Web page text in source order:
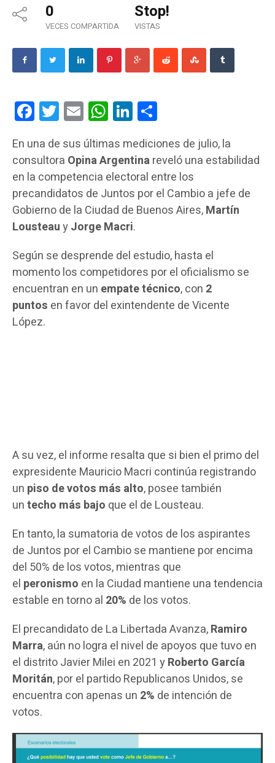
0
VECES COMPARTIDA
Stop!
VISTAS
FacebookTwitterEmail WhatsAppLinkedIn
En una de sus últimas mediciones de julio, la
consultora Opina Argentinareveló una estabilidad
en la competencia electoral entre los
precandidatos de Juntos por el Cambio a jefe de
Gobierno de la Ciudad de Buenos Aires,Martín
LousteauyJorge Macri.
Según se desprende del estudio, hasta el
momento los competidores por el oficialismo se
encuentran en un empate técnico, con 2
puntos en favor del exintendente de Vicente
López.
A su vez, el informe resalta que si bien el primo del
expresidente Mauricio Macri continúa registrando
un piso de votos más alto, posee también
untecho más bajo que el de Lousteau.
En tanto, la sumatoria de votos de los aspirantes
de Juntos por el Cambio se mantiene por encima
del 50% de los votos, mientras que
el peronismo en la Ciudad mantiene una tendencia
estable en torno al 20% de los votos.
El precandidato de La Libertada Avanza,Ramiro
Marra, aún no logra el nivel de apoyos que tuvo en
el distrito Javier Milei en 2021 yRoberto García
Moritán, por el partido Republicanos Unidos, se
encuentra con apenas un 2% de intención de
votos.